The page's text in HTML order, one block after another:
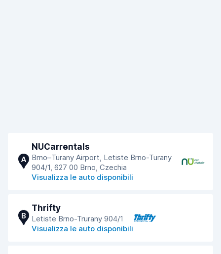
A
NUCarrentals
Brno–Turany Airport, Letiste Brno-Turany
904/1, 627 00 Brno, Czechia
Visualizza le auto disponibili
B
Thrifty
Letiste Brno-Trurany 904/1
Visualizza le auto disponibili